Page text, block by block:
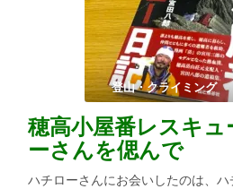
登山・クライミング
穂高小屋番レスキュ
ーさんを偲んで
ハチローさんにお会いしたのは、